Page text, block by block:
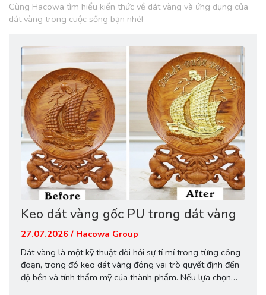
Cùng Hacowa tìm hiểu kiến thức về dát vàng và ứng dụng của
dát vàng trong cuộc sống bạn nhé!
Keo dát vàng gốc PU trong dát vàng
27.07.2026 / Hacowa Group
Dát vàng là một kỹ thuật đòi hỏi sự tỉ mỉ trong từng công
đoạn, trong đó keo dát vàng đóng vai trò quyết định đến
độ bền và tính thẩm mỹ của thành phẩm. Nếu lựa chọn